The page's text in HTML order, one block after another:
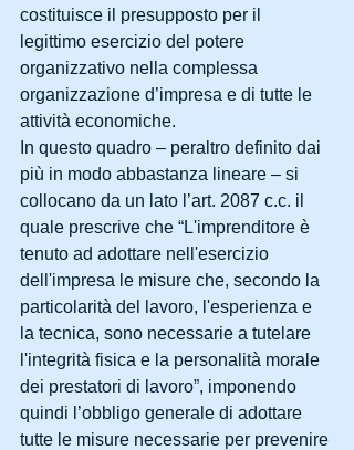
costituisce il presupposto per il
legittimo esercizio del potere
organizzativo nella complessa
organizzazione d’impresa e di tutte le
attività economiche.
In questo quadro – peraltro definito dai
più in modo abbastanza lineare – si
collocano da un lato l’art. 2087 c.c. il
quale prescrive che “L'imprenditore è
tenuto ad adottare nell'esercizio
dell'impresa le misure che, secondo la
particolarità del lavoro, l'esperienza e
la tecnica, sono necessarie a tutelare
l'integrità fisica e la personalità morale
dei prestatori di lavoro”, imponendo
quindi l’obbligo generale di adottare
tutte le misure necessarie per prevenire